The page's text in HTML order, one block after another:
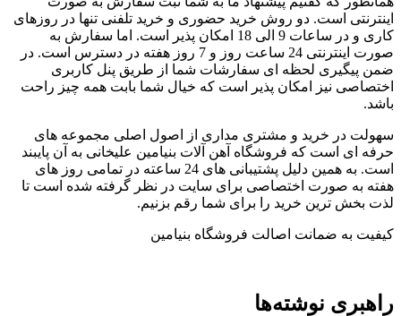
اینترنتی است. دو روش خرید حضوری و خرید تلفنی تنها در روزهای
کاری و در ساعات 9 الی 18 امکان پذیر است. اما سفارش به
صورت اینترنتی 24 ساعت روز و 7 روز هفته در دسترس است. در
ضمن پیگیری لحظه ای سفارشات شما از طریق پنل کاربری
اختصاصی نیز امکان پذیر است که خیال شما بابت همه چیز راحت
باشد.
سهولت در خرید و مشتری مداری از اصول اصلی مجموعه های
حرفه ای است که فروشگاه آهن آلات بنیامین علیخانی به آن پایبند
است. به همین دلیل پشتیبانی های 24 ساعته در تمامی روز های
هفته به صورت اختصاصی برای سایت در نظر گرفته شده است تا
لذت بخش ترین خرید را برای شما رقم بزنیم.
کیفیت به ضمانت اصالت فروشگاه بنیامین
راهبری نوشته‌ها